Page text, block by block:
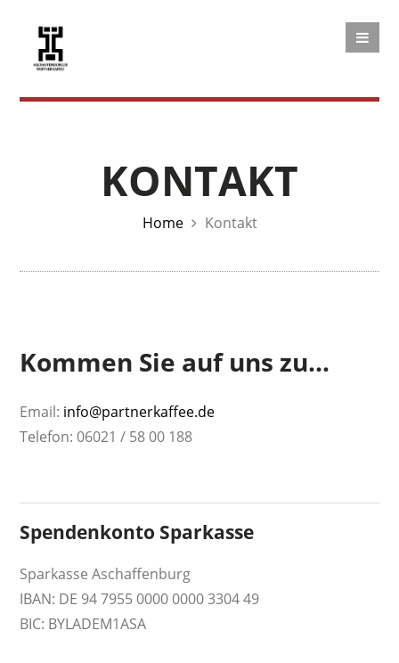
KONTAKT
Home Kontakt
Kommen Sie auf uns zu...
Email: info@partnerkaffee.de
Telefon: 06021 / 58 00 188
Spendenkonto Sparkasse
Sparkasse Aschaffenburg
IBAN: DE 94 7955 0000 0000 3304 49
BIC: BYLADEM1ASA